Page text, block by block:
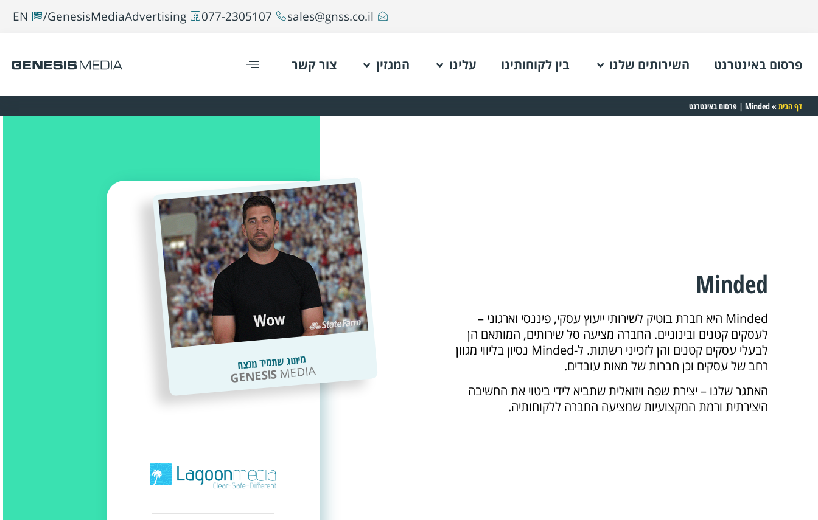
sales@gnss.co.il
077-2305107
GenesisMediaAdvertising/
EN
פרסום באינטרנט השירותים שלנו בין לקוחותינו עלינו המגזין צור קשר
דף הבית »Minded | פרסום באינטרנט
Minded
Minded היא חברת בוטיק לשירותי ייעוץ עסקי, פיננסי וארגוני –
לעסקים קטנים ובינוניים. החברה מציעה סל שירותים, המותאם הן
לבעלי עסקים קטנים והן לזכייני רשתות. ל-Minded נסיון בליווי מגוון
רחב של עסקים וכן חברות של מאות עובדים.
האתגר שלנו – יצירת שפה ויזואלית שתביא לידי ביטוי את החשיבה
היצירתית ורמת המקצועיות שמציעה החברה ללקוחותיה.
מיתוג שתמיד מנצח
GENESISMEDIA